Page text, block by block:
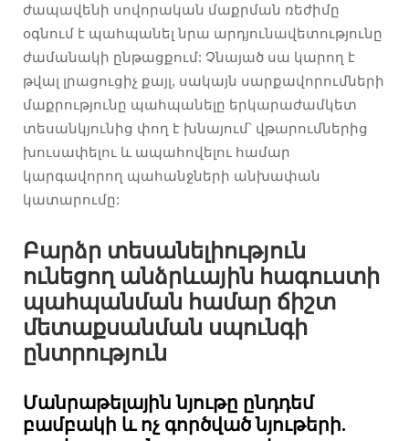
ժապավենի սովորական մաքրման ռեժիմը
օգնում է պահպանել նրա արդյունավետությունը
ժամանակի ընթացքում: Չնայած սա կարող է
թվալ լրացուցիչ քայլ, սակայն սարքավորումների
մաքրությունը պահպանելը երկարաժամկետ
տեսանկյունից փող է խնայում՝ վթարումներից
խուսափելու և ապահովելու համար
կարգավորող պահանջների անխափան
կատարումը:
Բարձր տեսանելիություն
ունեցող անձրևային հագուստի
պահպանման համար ճիշտ
մետաքսանման սպունգի
ընտրություն
Մանրաթելային նյութը ընդդեմ
բամբակի և ոչ գործված նյութերի.